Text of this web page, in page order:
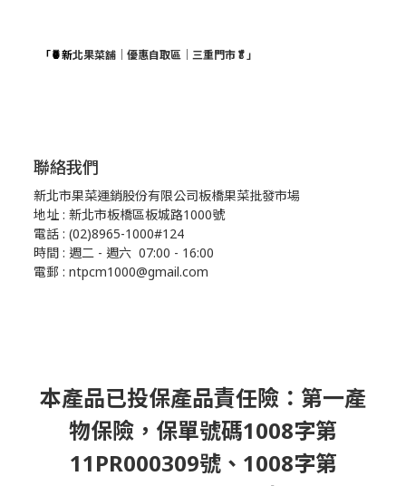
「🍍新北果菜舖｜優惠自取區｜三重門市🥬」
聯絡我們
新北市果菜運銷股份有限公司板橋果菜批發市場
地址 : 新北市板橋區板城路1000號
電話 : (02)8965-1000#124
時間 : 週二 - 週六 07:00 - 16:00
電郵 : ntpcm1000@gmail.com
本產品已投保產品責任險：第一產
物保險，保單號碼1008字第
11PR000309號、1008字第